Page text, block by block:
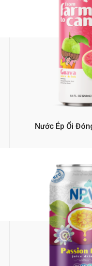
Nước Ép Ổi